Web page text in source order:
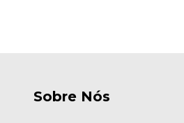
Sobre Nós